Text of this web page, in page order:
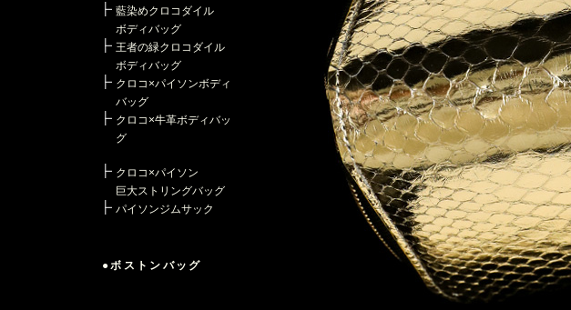
藍染めクロコダイル
ボディバッグ
王者の緑クロコダイル
ボディバッグ
クロコ×パイソンボディ
バッグ
クロコ×牛革ボディバッ
グ
クロコ×パイソン
巨大ストリングバッグ
パイソンジムサック
●ボストンバッグ